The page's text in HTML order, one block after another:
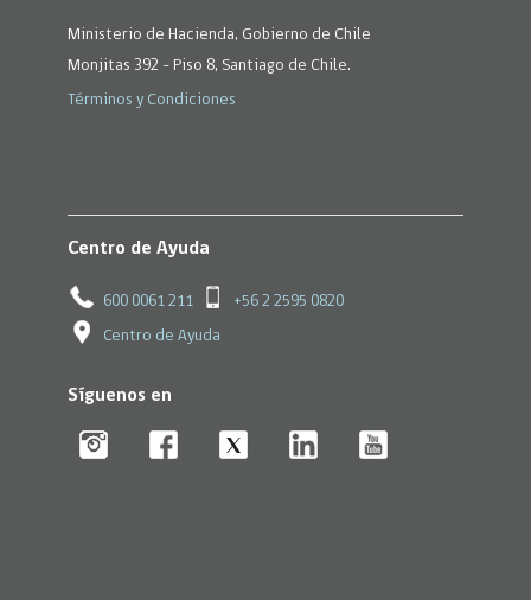
Ministerio de Hacienda, Gobierno de Chile
Monjitas 392 - Piso 8, Santiago de Chile.
Términos y Condiciones
Centro de Ayuda
600 0061 211 +56 2 2595 0820
Centro de Ayuda
Síguenos en